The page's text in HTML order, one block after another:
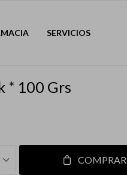
SERVICIOS
* 100 Grs
COMPRAR